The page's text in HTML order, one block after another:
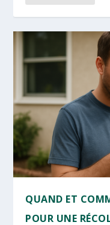
QUAND ET
POUR UNE